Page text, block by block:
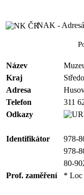
NAK -
Název
Kraj
Adresa
Telefon
311
Odkazy
Identifikátor
978-
978-
80-
Prof. zaměření
* Loc